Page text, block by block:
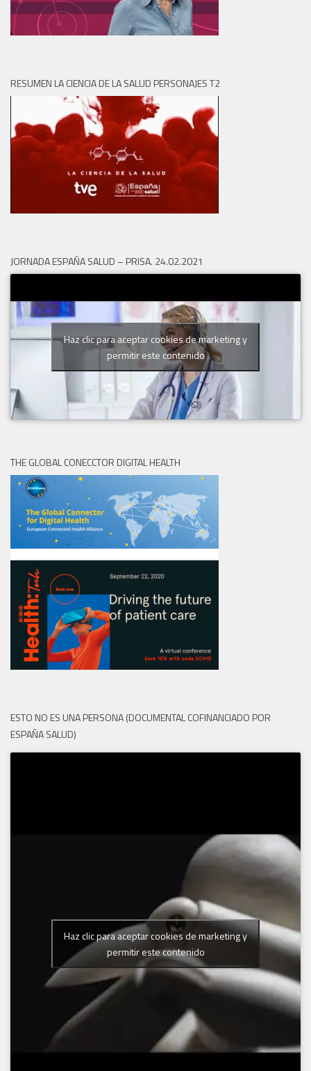
RESUMEN LA CIENCIA DE LA SALUD PERSONAJES T2
JORNADA ESPAÑA SALUD – PRISA. 24.02.2021
Haz clic para aceptar cookies de marketing y
permitir este contenido
THE GLOBAL CONECCTOR DIGITAL HEALTH
ESTO NO ES UNA PERSONA (DOCUMENTAL COFINANCIADO POR
ESPAÑA SALUD)
Haz clic para aceptar cookies de marketing y
permitir este contenido